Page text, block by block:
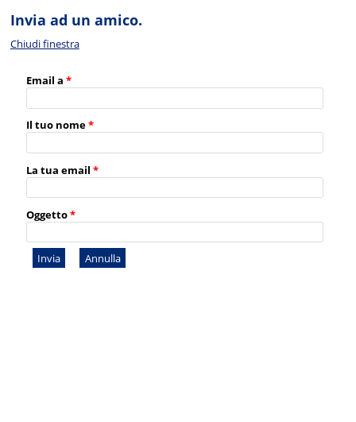
Invia ad un amico.
Chiudi finestra
Email a *
Il tuo nome*
La tua email *
Oggetto*
Invia Annulla